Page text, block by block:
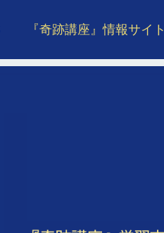
『奇跡講座』情報サイト